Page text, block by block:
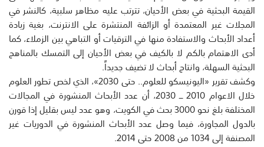
القيمة البحثية في بعض الأحيان، تترتب عليه مظاهر سلبية، كالنشر في
المجلات غير المعتمدة أو الزائفة المنتشرة على الانترنت، بغية زيادة
أعداد الأبحاث والاستفادة منها في الترقيات أو التباهي بين الزملاء، كما
أدى الاهتمام بالكم لا بالكيف في بعض الأحيان إلى التمسك بالمناهج
البحثية السهلة، وانتاج أبحاث لا تضيف جديداً.
وكشف تقرير «اليونيسكو للعلوم.. حتى 2030»، الذي لخص تطور العلوم
خلال الاعوام 2010 ـــ 2030، أن عدد الأبحاث المنشورة في المجالات
المختلفة بلغ نحو 3000 بحث في الكويت، وهو عدد ليس بقليل إذا قورن
بالدول المجاورة، فيما وصل عدد الأبحاث المنشورة في الدوريات غير
المصنفة إلى 1034 من 2008 حتى 2014.